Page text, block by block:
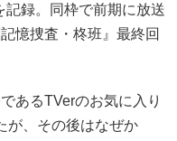
記録。同枠で前期に放送
憶捜査・柊班』最終回
あるTVerのお気に入り
が、その後はなぜか